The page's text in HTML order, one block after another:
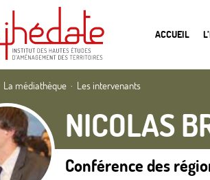
ACCUEIL
La médiathèque Les intervenants
NICOLAS
Conférence des